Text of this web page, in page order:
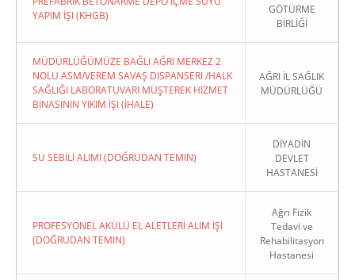
YAPIM İŞI (KHGB)
GÖTÜRME
BİRLİĞİ
MÜDÜRLÜĞÜMÜZE BAĞLI AĞRI MERKEZ 2
NOLU ASM/VEREM SAVAŞ DISPANSERI /HALK
SAĞLIĞI LABORATUVARI MÜŞTEREK HIZMET
BINASININ YIKIM İŞI (İHALE)
AĞRI İL SAĞLIK
MÜDÜRLÜĞÜ
SU SEBİLİ ALIMI (DOĞRUDAN TEMIN)
DİYADİN
DEVLET
HASTANESİ
PROFESYONEL AKÜLÜ EL ALETLERİ ALIM İŞİ
(DOĞRUDAN TEMIN)
Ağrı Fizik
Tedavi ve
Rehabilitasyon
Hastanesi